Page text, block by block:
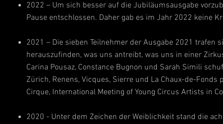
2022 – Um sich besser auf die Jubiläumsausgabe
Pause entschlossen. Daher gab es im Jahr 2022 keine
2021 – Die sieben Teilnehmer der Ausgabe 2021
herauszufinden, was uns antreibt, was uns in einer
Carina Pousaz, Constance Bugnon und Sarah Simili
Zürich, Renens, Vicques, Sierre und La Chaux-de-
Cirque, International Meeting of Young Circus Artists in
2020 - Unter dem Zeichen der Weiblichkeit stand die